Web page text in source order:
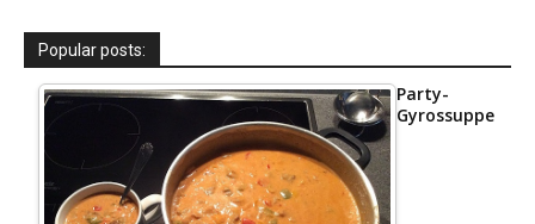
Popular posts:
Party-
Gyrossuppe